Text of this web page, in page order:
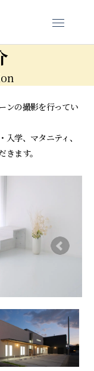
ンの撮影を行ってい
学、マタニティ、
ます。